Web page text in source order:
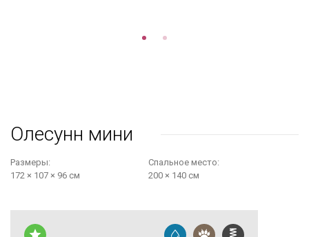
Олесунн мини
Размеры:
172 × 107 × 96 см
Cпальное место:
200 × 140 см